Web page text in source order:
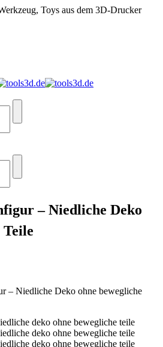
Toys aus dem 3D-Drucker
– Niedliche Deko
Teile
– Niedliche Deko ohne bewegliche